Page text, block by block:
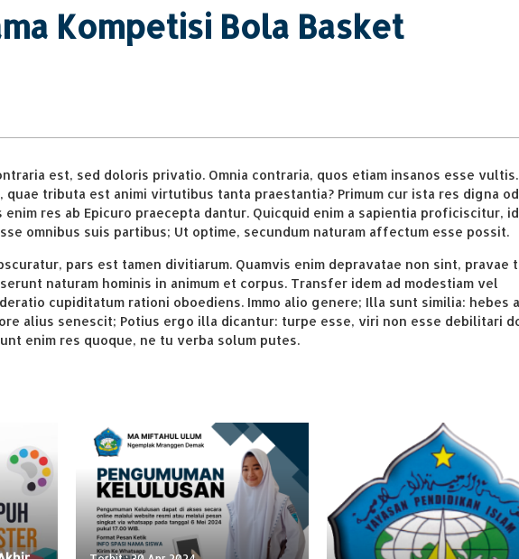
Kompetisi Bola Basket
est, sed doloris privatio. Omnia contraria, quos etiam insanos esse vultis.
quae tributa est animi virtutibus tanta praestantia? Primum cur ista res digna
enim res ab Epicuro praecepta dantur. Quicquid enim a sapientia proficiscitur, id
omnibus suis partibus; Ut optime, secundum naturam affectum esse possit.
pars est tamen divitiarum. Quamvis enim depravatae non sint, pravae
naturam hominis in animum et corpus. Transfer idem ad modestiam vel
cupiditatum rationi oboediens. Immo alio genere; Illa sunt similia: hebes
alius senescit; Potius ergo illa dicantur: turpe esse, viri non esse debilitari
enim res quoque, ne tu verba solum putes.